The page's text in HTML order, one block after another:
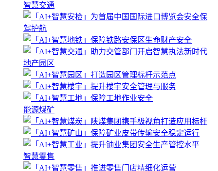
智慧交通
地产园区
能源煤矿
智慧零售